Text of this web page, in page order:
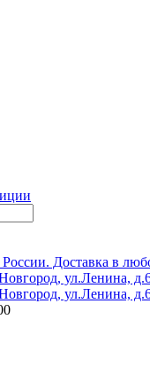
Доставка в
ул.Ленина,
ул.Ленина,